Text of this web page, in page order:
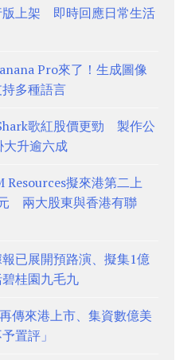
版上架 即時回應日常生活
Pro來了！生成圖像
多種語言
歌紅股價更勁 製作公
升逾六成
Resources擬來港第二上
兩大股東與香港有聯
報已展開預路演、擬集1億
桂園九毛九
傳來港上市、集資數億美
置評」